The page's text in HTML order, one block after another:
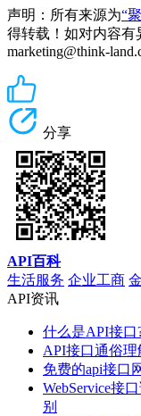
声明：所有来源为“
得转载！如对内容有
marketing@think-
分享
API百科
生活服务 企业工商
API资讯
什么是API接口
API接口通俗
免费的api接口
WebService接
别